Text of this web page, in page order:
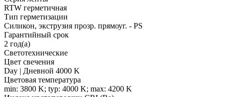
RTW герметичная
Тип герметизации
Силикон, экструзия прозр. прямоуг. - PS
Гарантийный срок
2 год(а)
Светотехнические
Цвет свечения
Day | Дневной 4000 K
Цветовая температура
min: 3800 K; typ: 4000 K; max: 4200 K